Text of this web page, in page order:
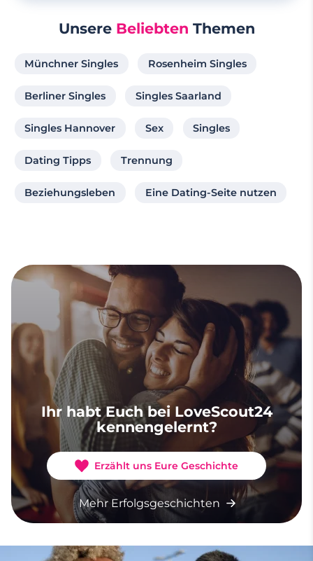
Unsere Beliebten Themen
Münchner Singles Rosenheim Singles
Berliner Singles Singles Saarland
Singles Hannover Sex Singles
Dating Tipps Trennung
Beziehungsleben Eine Dating-Seite nutzen
Ihr habt Euch bei LoveScout24
kennengelernt?
Erzählt uns Eure Geschichte
Mehr Erfolgsgeschichten